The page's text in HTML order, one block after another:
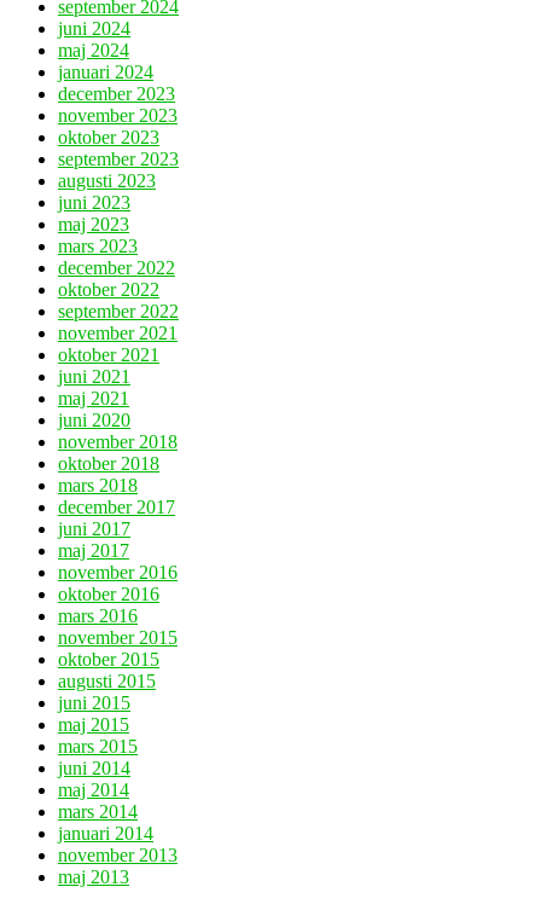
september 2024
juni 2024
maj 2024
januari 2024
december 2023
november 2023
oktober 2023
september 2023
augusti 2023
juni 2023
maj 2023
mars 2023
december 2022
oktober 2022
september 2022
november 2021
oktober 2021
juni 2021
maj 2021
juni 2020
november 2018
oktober 2018
mars 2018
december 2017
juni 2017
maj 2017
november 2016
oktober 2016
mars 2016
november 2015
oktober 2015
augusti 2015
juni 2015
maj 2015
mars 2015
juni 2014
maj 2014
mars 2014
januari 2014
november 2013
maj 2013